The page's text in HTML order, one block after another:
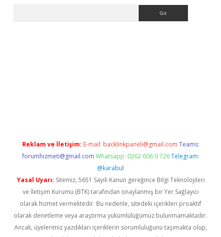
Reklam ve İletişim: E-mail: backlinkpaneli@gmail.com Teams:
forumhizmeti@gmail.com Whatsapp: 0262 606 0 726 Telegram:
@karabul
Yasal Uyarı: Sitemiz, 5651 Sayılı Kanun gereğince Bilgi Teknolojileri
ve İletişim Kurumu (BTK) tarafından onaylanmış bir Yer Sağlayıcı
olarak hizmet vermektedir. Bu nedenle, sitedeki içerikleri proaktif
olarak denetleme veya araştırma yükümlülüğümüz bulunmamaktadır.
Ancak, üyelerimiz yazdıkları içeriklerin sorumluluğunu taşımakta olup,